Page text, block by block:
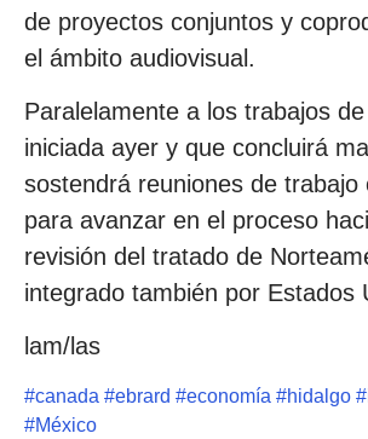
de proyectos conjuntos y
el ámbito audiovisual.
Paralelamente a los trabajos
iniciada ayer y que concluirá
sostendrá reuniones de trabajo
para avanzar en el proceso
revisión del tratado de
integrado también por Estados
lam/las
#canada #ebrard #economía #hidalgo #
#México